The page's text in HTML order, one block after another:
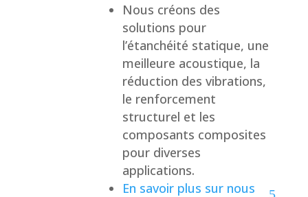
Nous créons des
solutions pour
l’étanchéité statique, une
meilleure acoustique, la
réduction des vibrations,
le renforcement
structurel et les
composants composites
pour diverses
applications.
En savoir plus sur nous